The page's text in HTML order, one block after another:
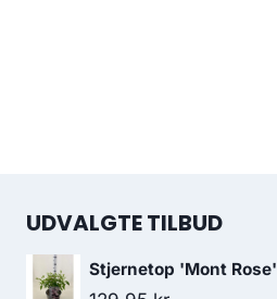
UDVALGTE TILBUD
Stjernetop 'Mont Rose'